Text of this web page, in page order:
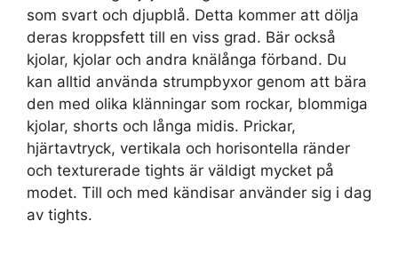
som svart och djupblå. Detta kommer att dölja
deras kroppsfett till en viss grad. Bär också
kjolar, kjolar och andra knälånga förband. Du
kan alltid använda strumpbyxor genom att bära
den med olika klänningar som rockar, blommiga
kjolar, shorts och långa midis. Prickar,
hjärtavtryck, vertikala och horisontella ränder
och texturerade tights är väldigt mycket på
modet. Till och med kändisar använder sig i dag
av tights.